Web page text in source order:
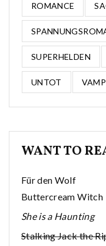
ROMANCE
SUPERHELDEN
UNTOT
WANT TO
Für den Wolf
Buttercream Witch
She is a Haunting
Stalking Jack the